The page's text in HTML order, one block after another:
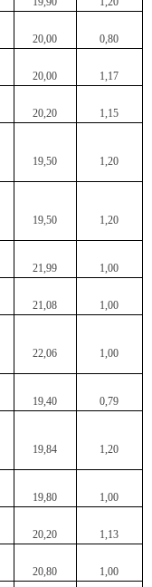
20,00 0,80
20,00 1,17
20,20 1,15
19,50 1,20
19,50 1,20
21,99 1,00
21,08 1,00
22,06 1,00
19,40 0,79
19,84 1,20
19,80 1,00
20,20 1,13
20,80 1,00